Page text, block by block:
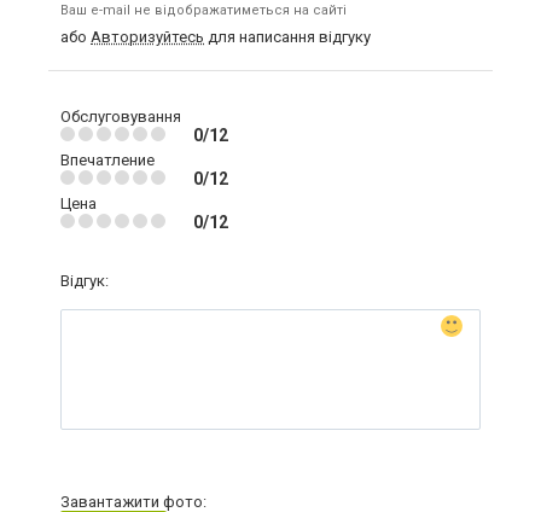
Ваш e-mail не відображатиметься на сайті
або Авторизуйтесь для написання відгуку
Обслуговування
0/12
Впечатление
0/12
Цена
0/12
Відгук:
Завантажити фото: